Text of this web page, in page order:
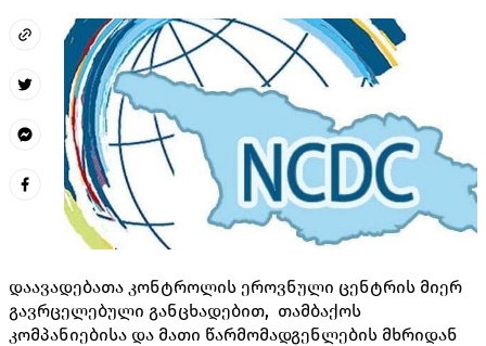
დაავადებათა კონტროლის ეროვნული ცენტრის მიერ
გავრცელებული განცხადებით, თამბაქოს
კომპანიებისა და მათი წარმომადგენლების მხრიდან